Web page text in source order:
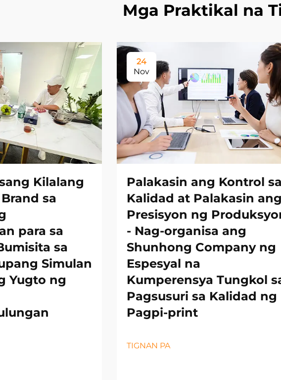
Mga Praktikal na
Kilalang
sa
para sa
sa
Simulan
Yugto ng
24
Nov
Palakasin ang Kontrol sa
Kalidad at Palakasin ang
Presisyon ng
- Nag-organisa ang
Shunhong Company ng
Espesyal na
Kumperensya Tungkol
Pagsusuri sa Kalidad ng
Pagpi-print
TIGNAN PA